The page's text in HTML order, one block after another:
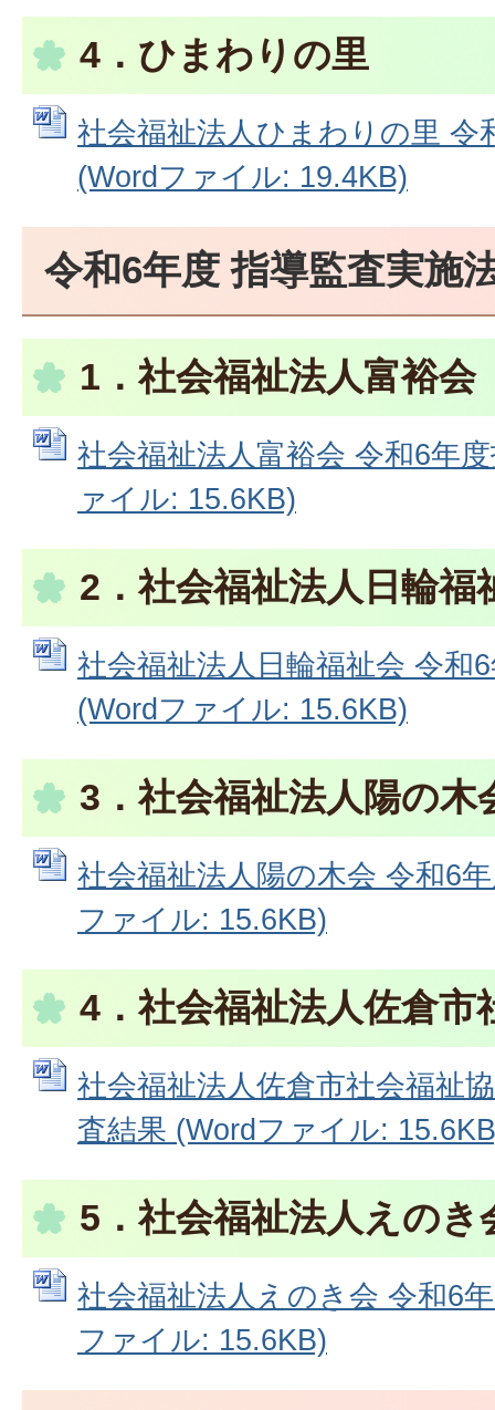
4．ひまわりの里
社会福祉法人ひまわりの里 令
(Wordファイル: 19.4KB)
令和6年度 指導監査実施
1．社会福祉法人富裕会
社会福祉法人富裕会 令和6年
ァイル: 15.6KB)
2．社会福祉法人日輪福
社会福祉法人日輪福祉会 令和
(Wordファイル: 15.6KB)
3．社会福祉法人陽の木
社会福祉法人陽の木会 令和6
ファイル: 15.6KB)
4．社会福祉法人佐倉市
社会福祉法人佐倉市社会福祉
査結果 (Wordファイル:
5．社会福祉法人えのき
社会福祉法人えのき会 令和6
ファイル: 15.6KB)